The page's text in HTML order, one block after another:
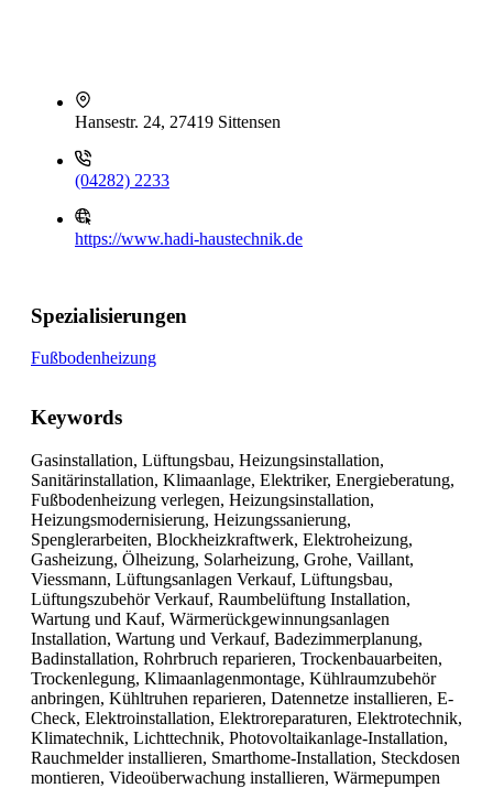
Hansestr. 24, 27419 Sittensen
(04282) 2233
https://www.hadi-haustechnik.de
Spezialisierungen
Fußbodenheizung
Keywords
Gasinstallation, Lüftungsbau, Heizungsinstallation,
Sanitärinstallation, Klimaanlage, Elektriker, Energieberatung,
Fußbodenheizung verlegen, Heizungsinstallation,
Heizungsmodernisierung, Heizungssanierung,
Spenglerarbeiten, Blockheizkraftwerk, Elektroheizung,
Gasheizung, Ölheizung, Solarheizung, Grohe, Vaillant,
Viessmann, Lüftungsanlagen Verkauf, Lüftungsbau,
Lüftungszubehör Verkauf, Raumbelüftung Installation,
Wartung und Kauf, Wärmerückgewinnungsanlagen
Installation, Wartung und Verkauf, Badezimmerplanung,
Badinstallation, Rohrbruch reparieren, Trockenbauarbeiten,
Trockenlegung, Klimaanlagenmontage, Kühlraumzubehör
anbringen, Kühltruhen reparieren, Datennetze installieren, E-
Check, Elektroinstallation, Elektroreparaturen, Elektrotechnik,
Klimatechnik, Lichttechnik, Photovoltaikanlage-Installation,
Rauchmelder installieren, Smarthome-Installation, Steckdosen
montieren, Videoüberwachung installieren, Wärmepumpen